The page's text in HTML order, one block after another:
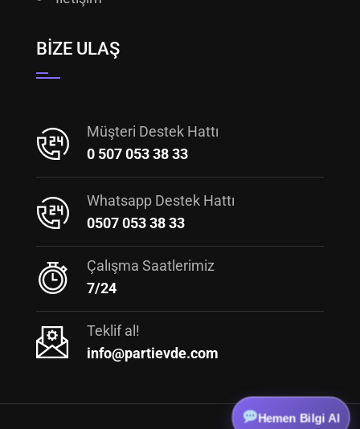
BIZE ULAŞ
Müşteri Destek Hattı
0 507 053 38 33
Whatsapp Destek Hattı
0507 053 38 33
Çalışma Saatlerimiz
7/24
Teklif al!
info@partievde.com
Hemen Bilgi Al